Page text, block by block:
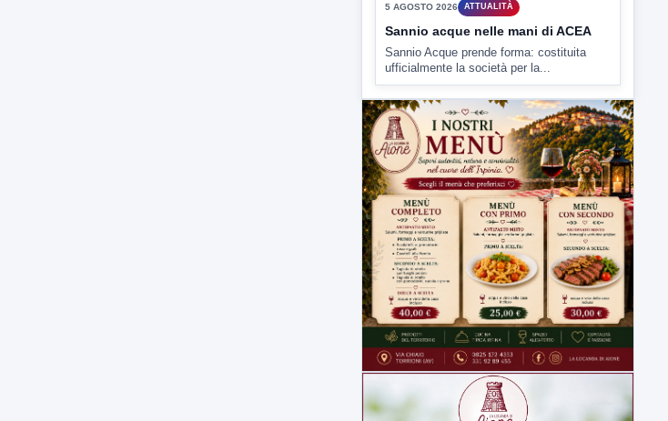
5 AGOSTO 2026 ATTUALITÀ
Sannio acque nelle mani di ACEA
Sannio Acque prende forma: costituita
ufficialmente la società per la...